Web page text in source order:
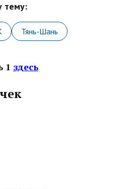
тему:
Тянь-Шань
1 здесь